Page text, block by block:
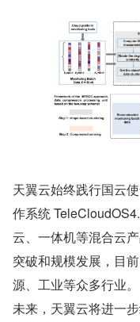
天翼云始终践行国云
作系统
云、一体机等混合云
突破和规模发展，目
源、工业等众多行业。
未来，天翼云将进一